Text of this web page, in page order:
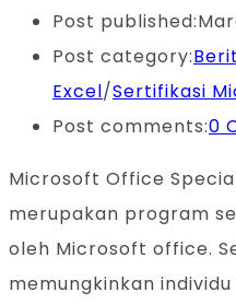
Post published:
Post category:
Excel/Sertifikasi
Post comments:0
Microsoft Office
merupakan program
oleh Microsoft office.
memungkinkan